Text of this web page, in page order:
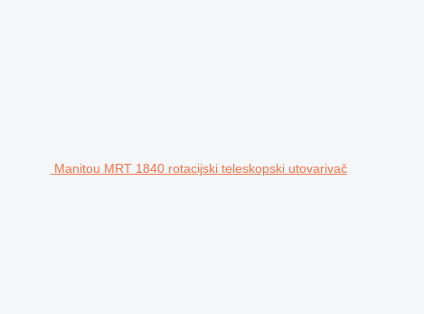
Manitou MRT 1840 rotacijski teleskopski utovarivač